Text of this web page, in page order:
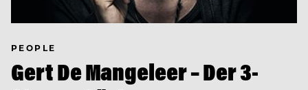
PEOPLE
Gert De Mangeleer – Der 3-